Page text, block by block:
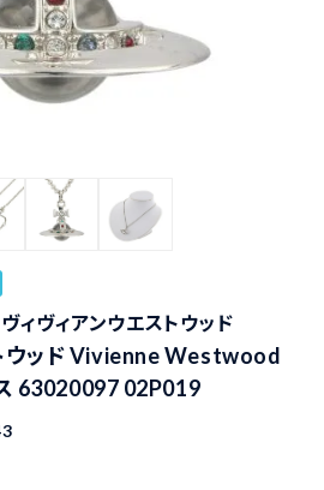
ヴィアンウエストウッド
ウッド Vivienne Westwood
63020097 02P019